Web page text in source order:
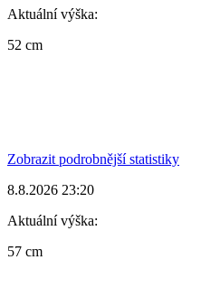
Aktuální výška:
52 cm
Zobrazit podrobnější statistiky
8.8.2026 23:20
Aktuální výška:
57 cm